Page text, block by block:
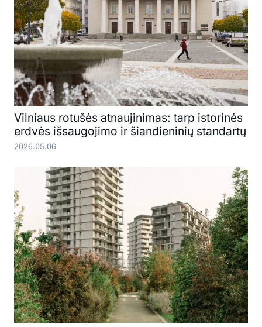
Vilniaus rotušės atnaujinimas: tarp istorinės
erdvės išsaugojimo ir šiandieninių standartų
2026.05.06